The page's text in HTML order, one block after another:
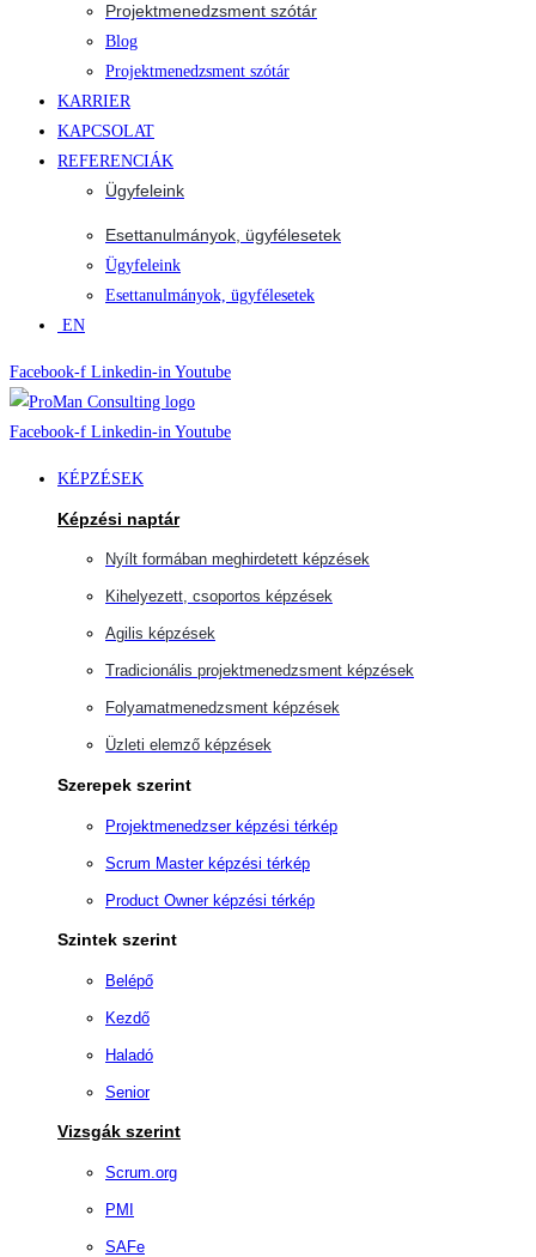
Projektmenedzsment szótár
Blog
Projektmenedzsment szótár
KARRIER
KAPCSOLAT
REFERENCIÁK
Ügyfeleink
Esettanulmányok, ügyfélesetek
Ügyfeleink
Esettanulmányok, ügyfélesetek
EN
Facebook-f Linkedin-in Youtube
Facebook-f Linkedin-in Youtube
KÉPZÉSEK
Képzési naptár
Nyílt formában meghirdetett képzések
Kihelyezett, csoportos képzések
Agilis képzések
Tradicionális projektmenedzsment képzések
Folyamatmenedzsment képzések
Üzleti elemző képzések
Szerepek szerint
Projektmenedzser képzési térkép
Scrum Master képzési térkép
Product Owner képzési térkép
Szintek szerint
Belépő
Kezdő
Haladó
Senior
Vizsgák szerint
Scrum.org
PMI
SAFe